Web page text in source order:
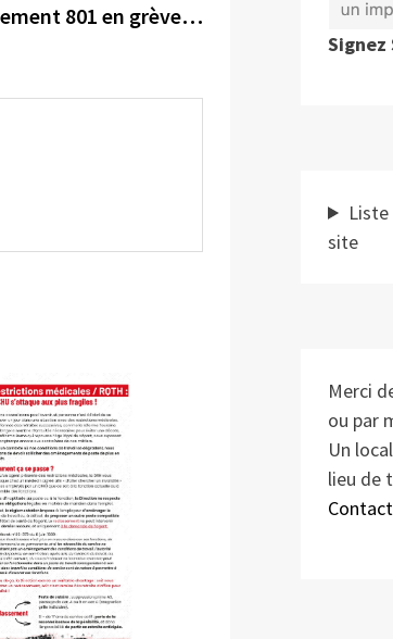
801 en grève…
Signez
site
Merci
ou par
Un
lieu de